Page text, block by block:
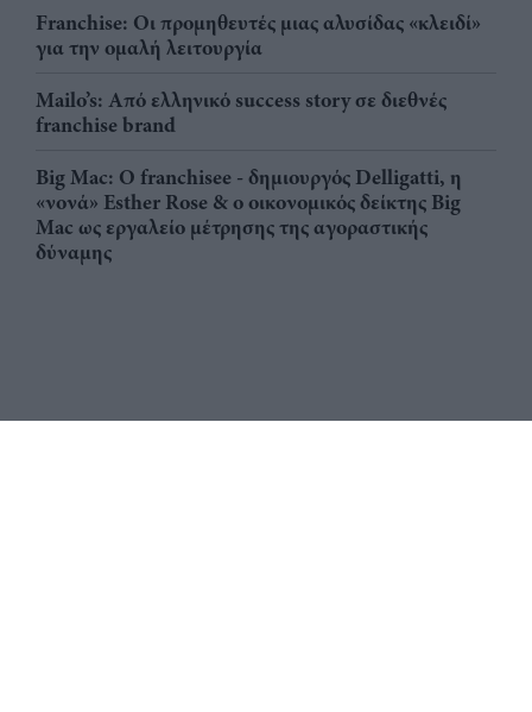
Franchise: Οι προμηθευτές μιας αλυσίδας «κλειδί»
για την ομαλή λειτουργία
Mailo’s: Από ελληνικό success story σε διεθνές
franchise brand
Big Mac: Ο franchisee - δημιουργός Delligatti, η
«νονά» Esther Rose & ο οικονομικός δείκτης Big
Mac ως εργαλείο μέτρησης της αγοραστικής
δύναμης